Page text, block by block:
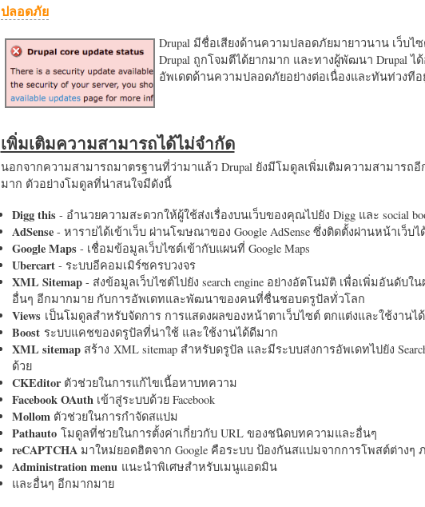
ปลอดภัย
Drupal มีชื่อเสียงด้านความปลอดภัยมายาวนาน เว็บไ
Drupal ถูกโจมตีได้ยากมาก และทางผู้พัฒนา Drupal ไ
อัพเดตด้านความปลอดภัยอย่างต่อเนื่องและทันท่วงทีอ
เพิ่มเติมความสามารถได้ไม่จำกัด
นอกจากความสามารถมาตรฐานที่ว่ามาแล้ว Drupal ยังมีโมดูลเพิ่มเติมความสามารถอี
มาก ตัวอย่างโมดูลที่น่าสนใจมีดังนี้
Digg this- อำนวยความสะดวกให้ผู้ใช้ส่งเรื่องบนเว็บของคุณไปยัง Digg และ social
AdSense- หารายได้เข้าเว็บ ผ่านโฆษณาของ Google AdSense ซึ่งติดตั้งผ่านหน้าเว็บไ
Google Maps- เชื่อมข้อมูลเว็บไซต์เข้ากับแผนที่ Google Maps
Ubercart- ระบบอีคอมเมิร์ซครบวงจร
XML Sitemap- ส่งข้อมูลเว็บไซต์ไปยัง search engine อย่างอัตโนมัติ เพื่อเพิ่มอันดับใ
อื่นๆ อีกมากมาย กับการอัพเดทและพัฒนาของคนที่ชื่นชอบดรูปัลทั่วโลก
Views เป็นโมดูลสำหรับจัดการ การแสดงผลของหน้าตาเว็บไซต์ ตกแต่งและใช้งานไ
Boost ระบบแคชของดรูปัลที่น่าใช้ และใช้งานได้ดีมาก
XML sitemapสร้าง XML sitemap สำหรับดรูปัล และมีระบบส่งการอัพเดทไปยัง
ด้วย
CKEditorตัวช่วยในการแก้ไขเนื้อหาบทความ
Facebook OAuth เข้าสู่ระบบด้วย Facebook
Mollom ตัวช่วยในการกำจัดสแปม
Pathautoโมดูลที่ช่วยในการตั้งค่าเกี่ยวกับ URL ของชนิดบทความและอื่นๆ
reCAPTCHA มาใหม่ยอดฮิตจาก Google คือระบบ ป้องกันสแปมจากการโพสต์ต่างๆ
Administration menu แนะนำพิเศษสำหรับเมนูแอดมิน
และอื่นๆ อีกมากมาย